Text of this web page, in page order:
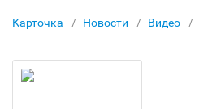
Карточка Новости Видео